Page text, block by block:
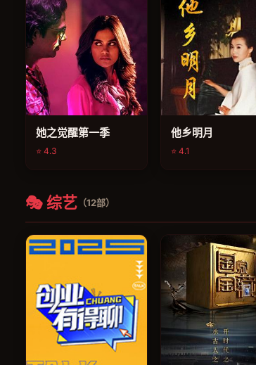
她之觉醒第一季
⭐ 4.3
他乡明月
⭐ 4.1
🎭 综艺 （12部）
综艺 综艺